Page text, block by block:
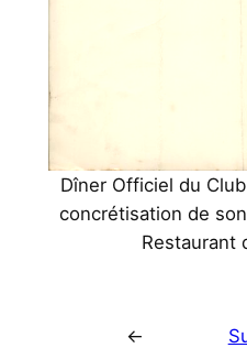
Dîner Officiel du
concrétisation de
Restaurant
←